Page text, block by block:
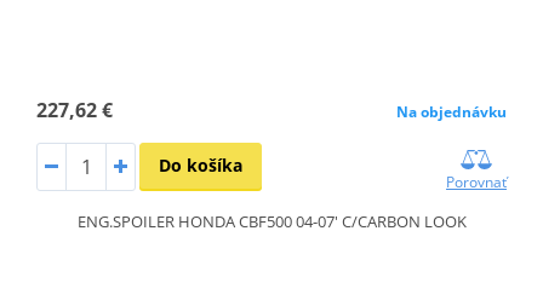
227,62 € Na objednávku
Do košíka
Porovnať
ENG.SPOILER HONDA CBF500 04-07' C/CARBON LOOK